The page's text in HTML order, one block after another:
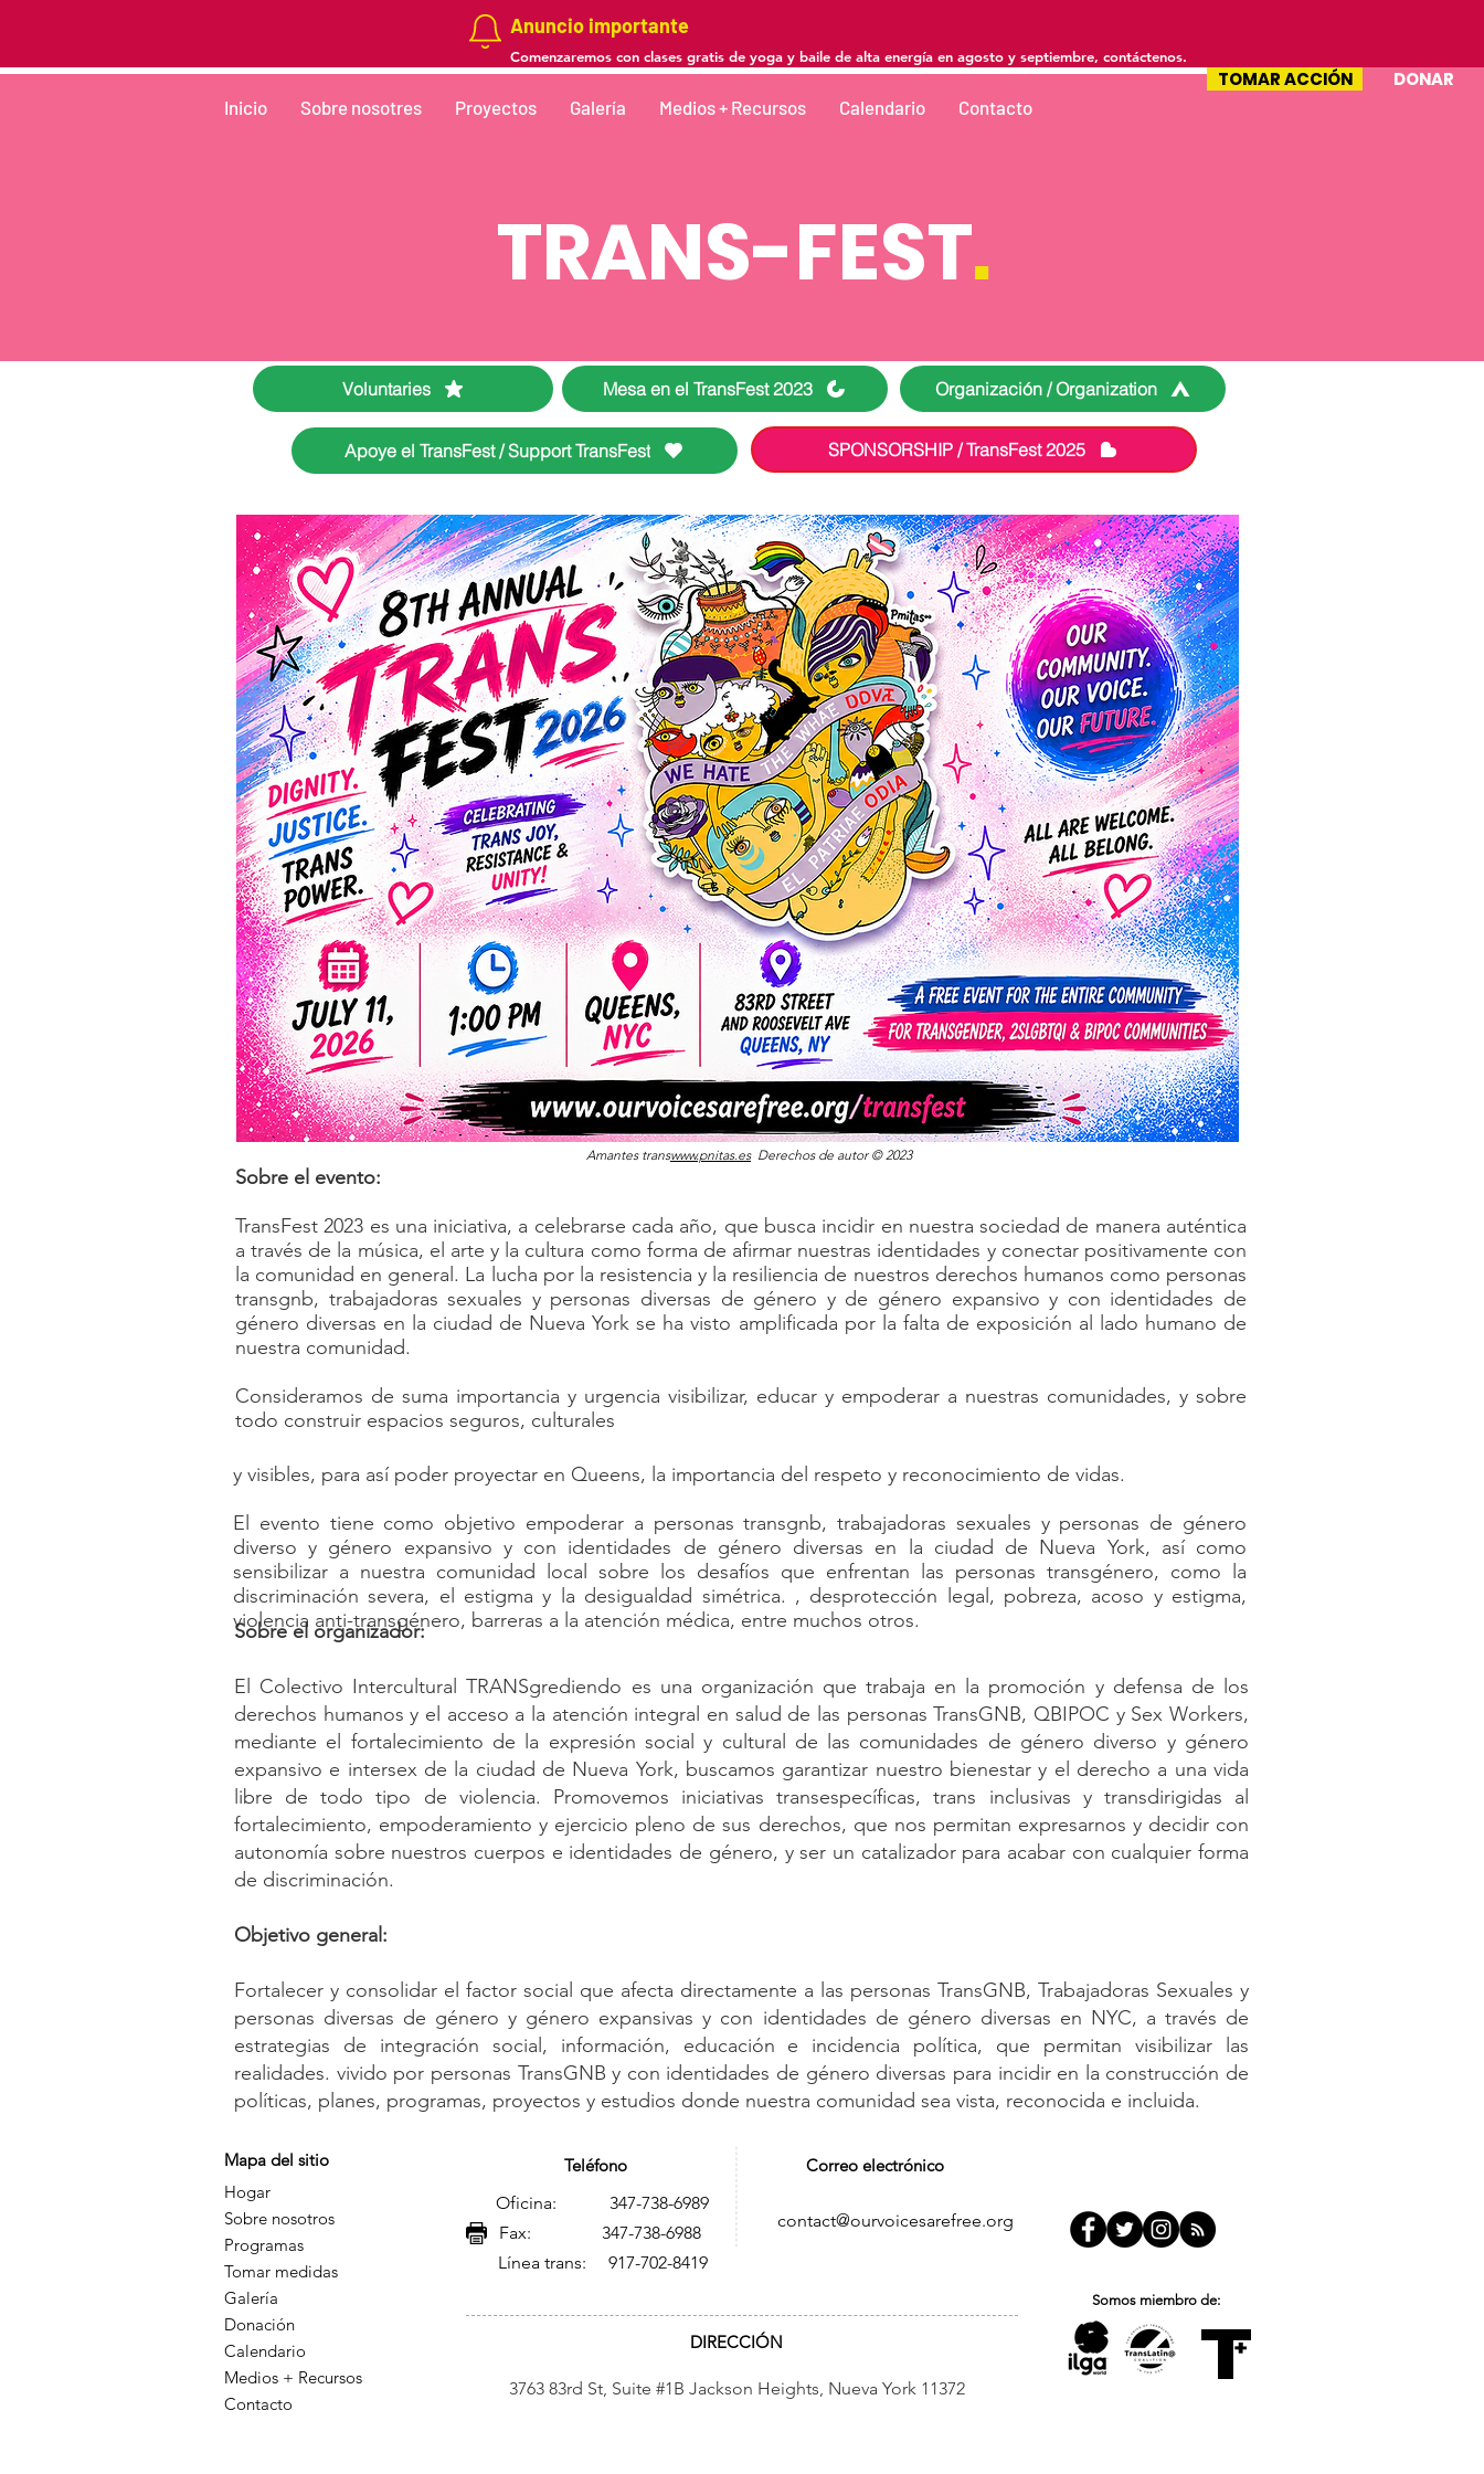
DONAR
TOMAR ACCIÓN
Anuncio importante
Comenzaremos con clases gratis de yoga y baile de alta energía en agosto y septiembre, contáctenos.
Inicio Sobre nosotres Proyectos Galería Medios + Recursos Calendario Contacto
TRANS-FEST.
Voluntaries Mesa en el TransFest 2023 Organización / Organization
Apoye el TransFest / Support TransFest SPONSORSHIP / TransFest 2025
Amantes transwww.pnitas.esDerechos de autor © 2023
Sobre el evento:
TransFest 2023 es una iniciativa, a celebrarse cada año, que busca incidir en nuestra sociedad de manera auténtica
a través de la música, el arte y la cultura como forma de afirmar nuestras identidades y conectar positivamente con
la comunidad en general. La lucha por la resistencia y la resiliencia de nuestros derechos humanos como personas
transgnb, trabajadoras sexuales y personas diversas de género y de género expansivo y con identidades de
género diversas en la ciudad de Nueva York se ha visto amplificada por la falta de exposición al lado humano de
nuestra comunidad.
Consideramos de suma importancia y urgencia visibilizar, educar y empoderar a nuestras comunidades, y sobre
todo construir espacios seguros, culturales
Sobre el organizador:
El Colectivo Intercultural TRANSgrediendo es una organización que trabaja en la promoción y defensa de los
derechos humanos y el acceso a la atención integral en salud de las personas TransGNB, QBIPOC y Sex Workers,
mediante el fortalecimiento de la expresión social y cultural de las comunidades de género diverso y género
expansivo e intersex de la ciudad de Nueva York, buscamos garantizar nuestro bienestar y el derecho a una vida
libre de todo tipo de violencia. Promovemos iniciativas transespecíficas, trans inclusivas y transdirigidas al
fortalecimiento, empoderamiento y ejercicio pleno de sus derechos, que nos permitan expresarnos y decidir con
autonomía sobre nuestros cuerpos e identidades de género, y ser un catalizador para acabar con cualquier forma
de discriminación.
Objetivo general:
Fortalecer y consolidar el factor social que afecta directamente a las personas TransGNB, Trabajadoras Sexuales y
personas diversas de género y género expansivas y con identidades de género diversas en NYC, a través de
estrategias de integración social, información, educación e incidencia política, que permitan visibilizar las
realidades. vivido por personas TransGNB y con identidades de género diversas para incidir en la construcción de
políticas, planes, programas, proyectos y estudios donde nuestra comunidad sea vista, reconocida e incluida.
y visibles, para así poder proyectar en Queens, la importancia del respeto y reconocimiento de vidas.
El evento tiene como objetivo empoderar a personas transgnb, trabajadoras sexuales y personas de género
diverso y género expansivo y con identidades de género diversas en la ciudad de Nueva York, así como
sensibilizar a nuestra comunidad local sobre los desafíos que enfrentan las personas transgénero, como la
discriminación severa, el estigma y la desigualdad simétrica. , desprotección legal, pobreza, acoso y estigma,
violencia anti-transgénero, barreras a la atención médica, entre muchos otros.
Mapa del sitio
Hogar
Sobre nosotros
Programas
Tomar medidas
Galería
Donación
Calendario
Medios + Recursos
Contacto
Correo electrónico
Teléfono
contact@ourvoicesarefree.org
Oficina: 347-738-6989
Fax: 347-738-6988
Línea trans: 917-702-8419
DIRECCIÓN
3763 83rd St, Suite #1B Jackson Heights, Nueva York 11372
Somos miembro de: